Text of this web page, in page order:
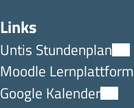
Links
Untis Stundenplan
Moodle Lernplattform
Google Kalender